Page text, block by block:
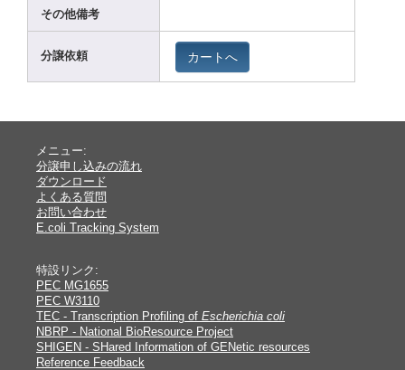
その他備考
分譲依頼 カートへ
メニュー:
分譲申し込みの流れ
ダウンロード
よくある質問
お問い合わせ
E.coli Tracking System
特設リンク:
PEC MG1655
PEC W3110
TEC - Transcription Profiling of Escherichia coli
NBRP - National BioResource Project
SHIGEN - SHared Information of GENetic resources
Reference Feedback